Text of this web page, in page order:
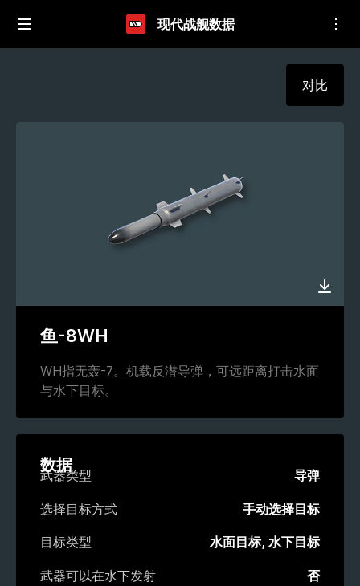
现代战舰数据
对比
鱼-8WH
WH指无轰-7。机载反潜导弹，可远距离打击水面
与水下目标。
数据
武器类型 导弹
选择目标方式 手动选择目标
目标类型 水面目标, 水下目标
武器可以在水下发射 否